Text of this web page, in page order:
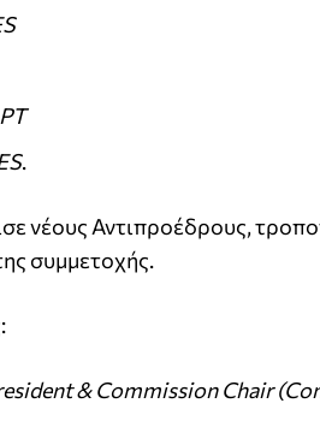
.
νέους Αντιπροέδρους,
συμμετοχής.
& Commission Chair